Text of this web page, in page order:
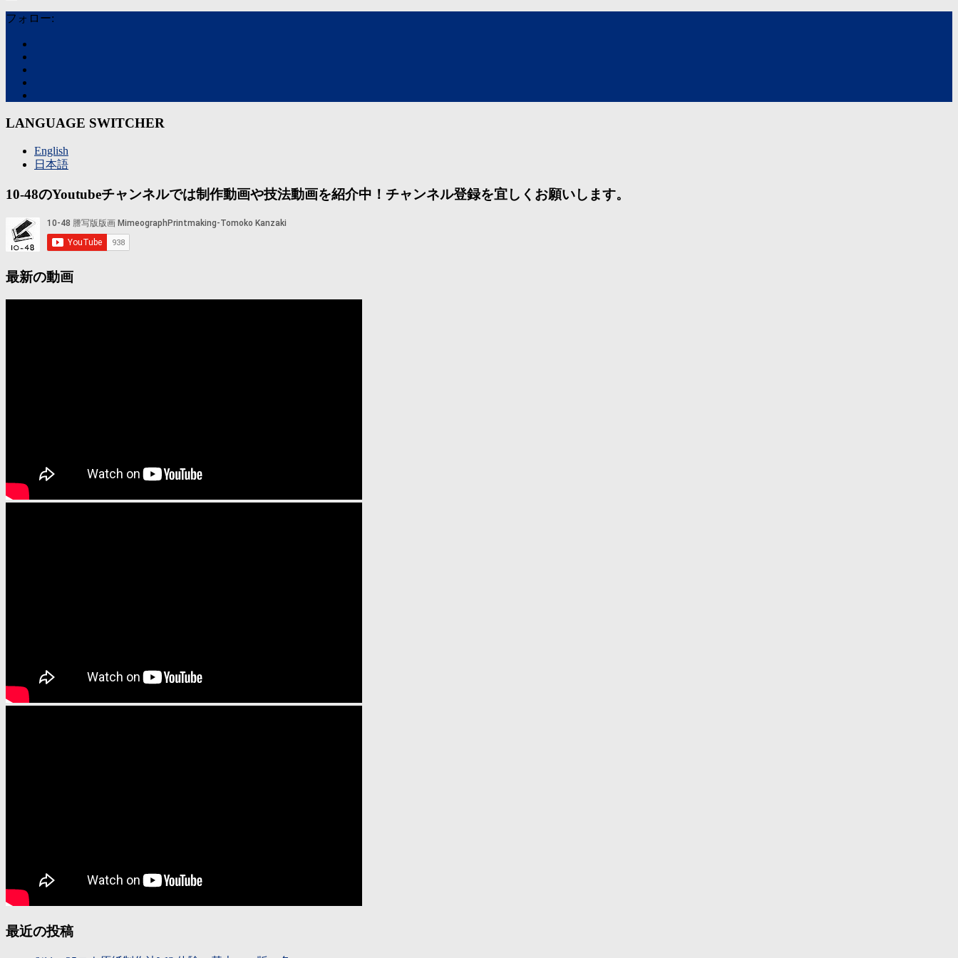
フォロー:
LANGUAGE SWITCHER
English
日本語
10-48のYoutubeチャンネルでは制作動画や技法動画を紹介中！チャンネル登録を宜しくお願いします。
最新の動画
最近の投稿